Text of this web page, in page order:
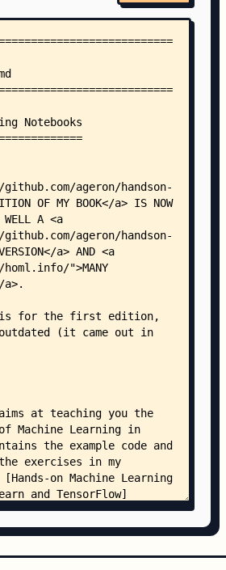
README.md
imagenet_class_names.txt
README.md
gdp_per_capita.csv
compose.yml
README
README
README
README
README
README